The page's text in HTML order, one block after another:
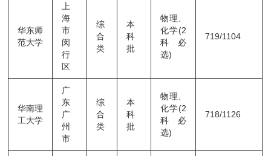
华东师
范大学
上
海
市
闵
行
区
综
合
类
本
科
批
物理、
化学(2
科必
选)
719/1104
华南理
工大学
广
东
广
州
市
综
合
类
本
科
批
物理、
化学(2
科必
选)
718/1126